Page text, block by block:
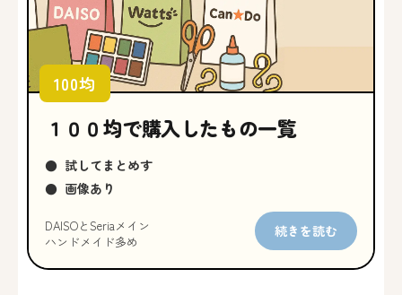
100均
１００均で購入したもの一覧
● 試してまとめす
● 画像あり
DAISOとSeriaメイン
ハンドメイド多め
続きを読む